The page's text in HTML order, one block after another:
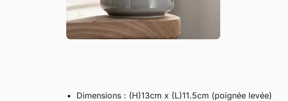
Dimensions : (H)13cm x (L)11.5cm (poignée levée)